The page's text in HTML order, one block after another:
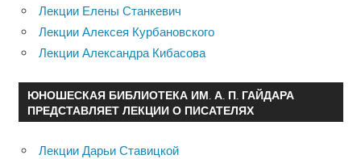
Лекции Елены Станкевич
Лекции Алексея Курбановского
Лекции Александра Кибасова
ЮНОШЕСКАЯ БИБЛИОТЕКА ИМ. А. П. ГАЙДАРА
ПРЕДСТАВЛЯЕТ ЛЕКЦИИ О ПИСАТЕЛЯХ
Лекции Дарьи Ставицкой